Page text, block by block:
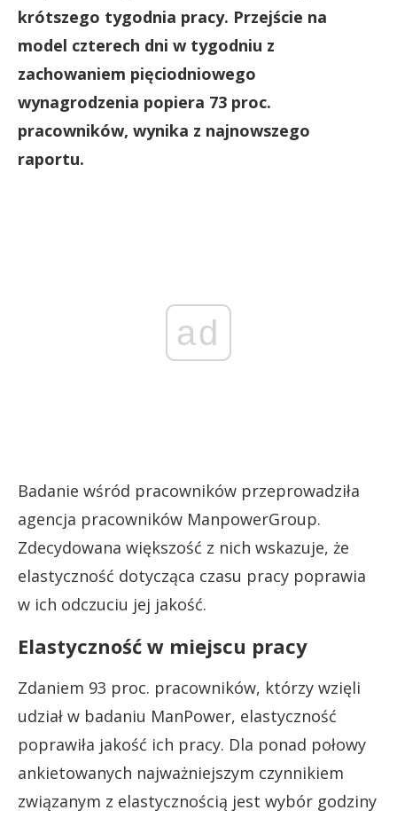
krótszego tygodnia pracy. Przejście na
model czterech dni w tygodniu z
zachowaniem pięciodniowego
wynagrodzenia popiera 73 proc.
pracowników, wynika z najnowszego
raportu.
ad
Badanie wśród pracowników przeprowadziła
agencja pracowników ManpowerGroup.
Zdecydowana większość z nich wskazuje, że
elastyczność dotycząca czasu pracy poprawia
w ich odczuciu jej jakość.
Elastyczność w miejscu pracy
Zdaniem 93 proc. pracowników, którzy wzięli
udział w badaniu ManPower, elastyczność
poprawiła jakość ich pracy. Dla ponad połowy
ankietowanych najważniejszym czynnikiem
związanym z elastycznością jest wybór godziny